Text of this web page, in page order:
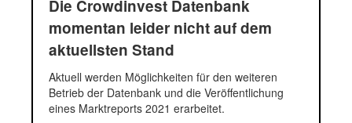
Panther Solutions
Die Cloud-Software Panther Pricing generiert automatisierte
Preisempfehlungen für alle Einzelhändler (stationär und E-
Commerce). Panther Pricing nutzt Algorithmen auf Basis von
Die Crowdinvest Datenbank
momentan leider nicht auf dem
aktuellsten Stand
Aktuell werden Möglichkeiten für den weiteren
Betrieb der Datenbank und die Veröffentlichung
eines Marktreports 2021 erarbeitet.